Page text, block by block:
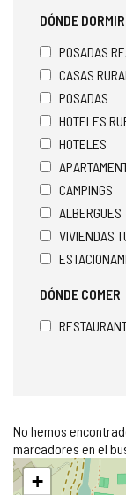
DÓNDE DORMIR
POSADAS
CASAS
POSADAS
HOTELES
HOTELES
CAMPINGS
ALBERGUES
VIVIENDAS
DÓNDE COMER
No hemos
marcadores en el
Saltar
mapa
+